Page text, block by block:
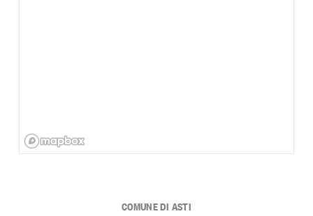
COMUNE DI ASTI